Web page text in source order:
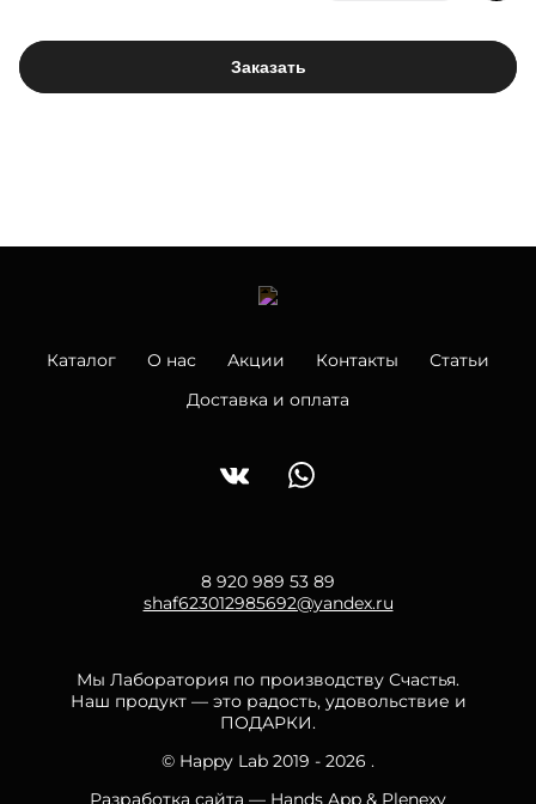
Заказать
Каталог О нас Акции Контакты
Статьи
Доставка и оплата
8 920 989 53 89
shaf623012985692@yandex.ru
Мы Лаборатория по производству Счастья.
Наш продукт — это радость, удовольствие и
ПОДАРКИ.
© Happy Lab 2019 - 2026 .
Разработка сайта — Hands App & Plenexy